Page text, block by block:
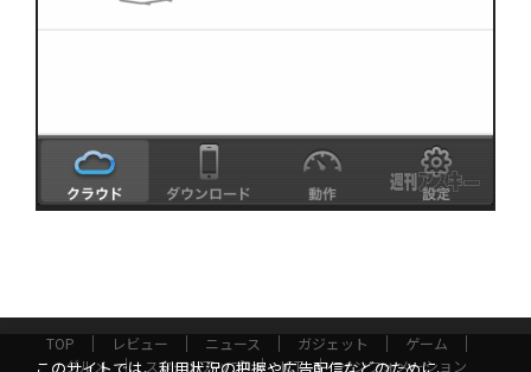
TOP レビュー ニュース ガジェット
ゲーム
グルメ
スタートアップ ICT インフォメーション